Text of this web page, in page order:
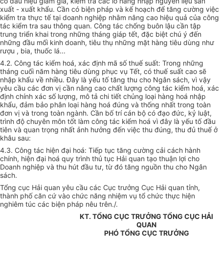
xuất - xuất khẩu. Cần có biện pháp và kế hoạch để tăng cường việc
kiểm tra thực tế tại doanh nghiệp nhằm nâng cao hiệu quả của công
tác kiểm tra sau thông quan. Công tác chống buôn lậu cần tập
trung triển khai trong những tháng giáp tết, đặc biệt chú ý đến
những đầu mối kinh doanh, tiêu thụ những mặt hàng tiêu dùng như
rượu , bia, thuốc lá...
4.2. Công tác kiểm hoá, xác định mã số thuế suất: Trong những
tháng cuối năm hàng tiêu dùng phục vụ Tết, có thuế suất cao sẽ
nhập khẩu về nhiều. Đây là yếu tố tăng thu cho Ngân sách, vì vậy
yêu cầu các đơn vị cần nâng cao chất lượng công tác kiểm hoá, xác
định chính xác số lượng, mô tả chi tiết chủng loại hàng hoá nhập
khẩu, đảm bảo phân loại hàng hoá đúng và thống nhất trong toàn
đơn vị và trong toàn ngành. Cần bố trí cán bộ có đạo đức, kỷ luật,
trình độ chuyên môn tốt làm công tác kiểm hoá vì đây là yếu tố đầu
tiên và quan trọng nhất ảnh hưởng đến việc thu đúng, thu đủ thuế ở
khâu sau:
4.3. Công tác hiện đại hoá: Tiếp tục tăng cường cải cách hành
chính, hiện đại hoá quy trình thủ tục Hải quan tạo thuận lợi cho
Doanh nghiệp và thu hút đầu tư, từ đó tăng nguồn thu cho Ngân
sách.
Tổng cục Hải quan yêu cầu các Cục trưởng Cục Hải quan tỉnh,
thành phố căn cứ vào chức năng nhiệm vụ tổ chức thực hiện
nghiêm túc các biện pháp nêu trên./.
KT. TỔNG CỤC TRƯỞNG TỔNG CỤC HẢI
QUAN
PHÓ TỔNG CỤC TRƯỞNG